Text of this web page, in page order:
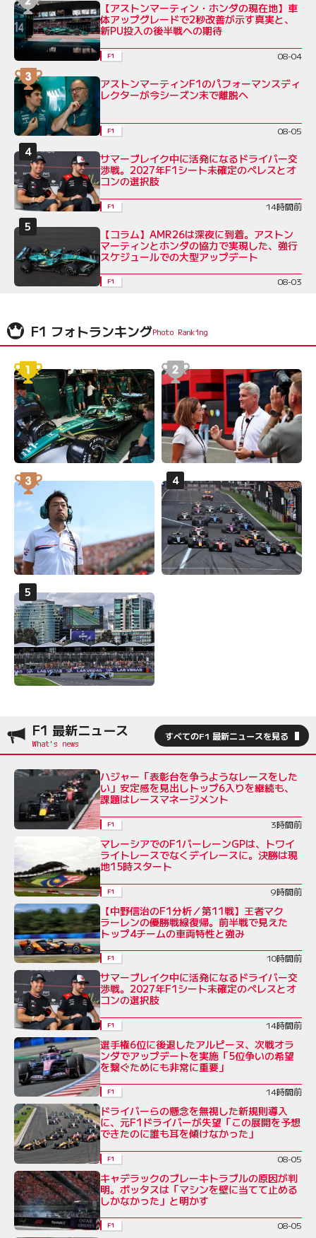
【アストンマーティン・ホンダの現在地】車
体アップグレードで2秒改善が示す真実と、
新PU投入の後半戦への期待
F1 08-04
アストンマーティンF1のパフォーマンスディ
レクターが今シーズン末で離脱へ
F1 08-05
サマーブレイク中に活発になるドライバー交
渉戦。2027年F1シート未確定のペレスとオ
コンの選択肢
F1 14時間前
【コラム】AMR26は深夜に到着。アストン
マーティンとホンダの協力で実現した、強行
スケジュールでの大型アップデート
F1 08-03
F1 フォトランキング
F1 最新ニュース すべてのF1 最新ニュースを見る
ハジャー「表彰台を争うようなレースをした
い」安定感を見出しトップ6入りを継続も、
課題はレースマネージメント
F1 3時間前
マレーシアでのF1バーレーンGPは、トワイ
ライトレースでなくデイレースに。決勝は現
地15時スタート
F1 9時間前
【中野信治のF1分析／第11戦】王者マク
ラーレンの優勝戦線復帰。前半戦で見えた
トップ4チームの車両特性と強み
F1 10時間前
サマーブレイク中に活発になるドライバー交
渉戦。2027年F1シート未確定のペレスとオ
コンの選択肢
F1 14時間前
選手権6位に後退したアルピーヌ、次戦オラ
ンダでアップデートを実施「5位争いの希望
を繋ぐためにも非常に重要」
F1 14時間前
ドライバーらの懸念を無視した新規則導入
に、元F1ドライバーが失望「この展開を予想
できたのに誰も耳を傾けなかった」
F1 08-05
キャデラックのブレーキトラブルの原因が判
明。ボッタスは「マシンを壁に当てて止める
しかなかった」と明かす
F1 08-05